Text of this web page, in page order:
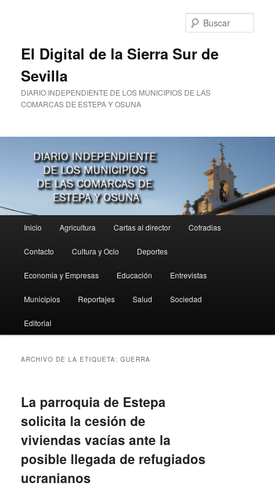
El Digital de la Sierra Sur de
Sevilla
DIARIO INDEPENDIENTE DE LOS MUNICIPIOS DE LAS
COMARCAS DE ESTEPA Y OSUNA
principal
Inicio Agricultura Cartas al director Cofradias
Contacto Cultura y Ocio Deportes
Economia y Empresas Educación Entrevistas
Municipios Reportajes Salud Sociedad
Editorial
ARCHIVO DE LA ETIQUETA:GUERRA
La parroquia de Estepa
solicita la cesión de
viviendas vacías ante la
posible llegada de refugiados
ucranianos